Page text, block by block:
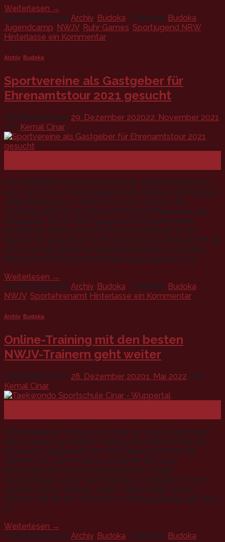
Weiterlesen →
Veröffentlicht am Archiv, Budoka Markiert Budoka,
Jugendcamp, NWJV, Ruhr Games, Sportjugend NRW
Hinterlasse ein Kommentar
Archiv, Budoka
Sportvereine als Gastgeber für
Ehrenamtstour 2021 gesucht
Veröffentlicht am 29. Dezember 202022. November 2021
von Kemal Cinar
Foto:MEDIABEL/Stefan Gottschalk. Buntes Programm
und 1.000 Euro Förderung winkenIm Rahmen der Initiative
„#Sportehrenamt – NRW-Tour 2021“ möchte der
Landessportbund Nordrhein-Westfalen Menschen der
Zielgruppe 50+ für ein Engagement im Sportverein
begeistern. Dafür wird mit der Ehrenamtstour an 30
Standorten geworben. NRW-Sportvereine können sich ab
sofort als Gastgeber für die Ehrenamtstour bewerben.
Diese bietet ein buntes Infotainmentprogramm. […]
Weiterlesen →
Veröffentlicht am Archiv, Budoka Markiert Budoka,
NWJV, Sportehrenamt Hinterlasse ein Kommentar
Archiv, Budoka
Online-Training mit den besten
NWJV-Trainern geht weiter
Veröffentlicht am 28. Dezember 20201. Mai 2022 von
Kemal Cinar
Foto:Mediabel/Fotoservice Mehr als 1.000 Teilnehmer
haben bereits am Online-Training des NWJV im Monat
November teilgenommen. Das Teilnehmerfeld mit
Aktiven von 4 bis 77 Jahren erstreckt sich vom
Breitensportler bis zum Kaderathleten. Einige
Vereinstrainer nutzen das Training zur Inspiration für ihr
eigenes Online-Training. Jeder Trainer bringt seinen
eigenen Stil mit ein, wodurch es nichtlangweilig wird. Alle
[…]
Weiterlesen →
Veröffentlicht am Archiv, Budoka Markiert Budoka,